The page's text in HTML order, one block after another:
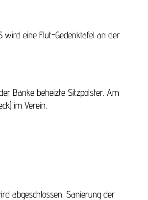
wird eine Flut-Gedenktafel an der
Bänke beheizte Sitzpolster. Am
im Verein.
abgeschlossen. Sanierung der